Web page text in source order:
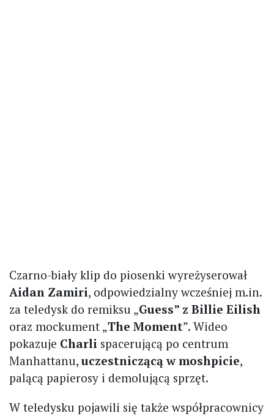
Czarno-biały klip do piosenki wyreżyserował
Aidan Zamiri, odpowiedzialny wcześniej m.in.
za teledysk do remiksu „Guess” z Billie Eilish
oraz mockument „The Moment”. Wideo
pokazuje Charli spacerującą po centrum
Manhattanu, uczestniczącą w moshpicie,
palącą papierosy i demolującą sprzęt.
W teledysku pojawili się także współpracownicy